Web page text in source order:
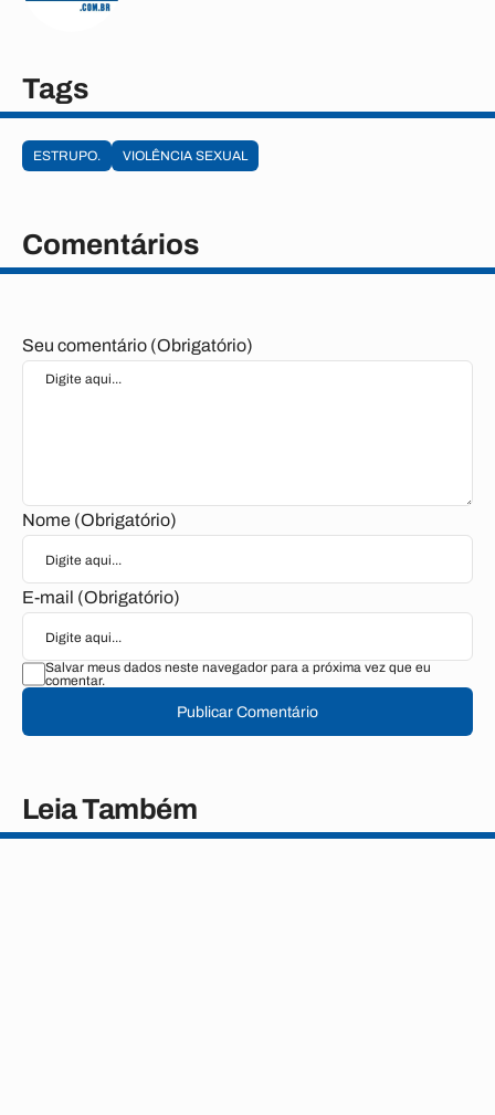
Tags
ESTRUPO. VIOLÊNCIA SEXUAL
Comentários
Seu comentário (Obrigatório)
Nome (Obrigatório)
E-mail (Obrigatório)
Salvar meus dados neste navegador para a próxima vez que eu
comentar.
Publicar Comentário
Leia Também